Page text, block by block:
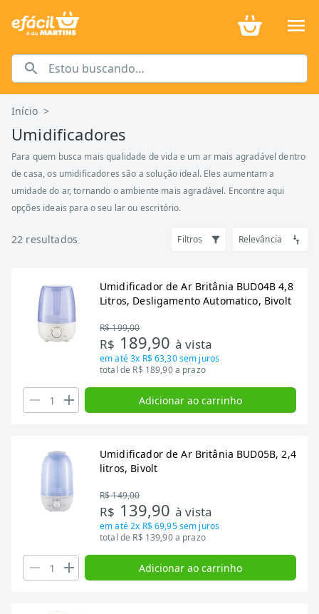
Início >
Umidificadores
Para quem busca mais qualidade de vida e um ar mais agradável dentro
de casa, os umidificadores são a solução ideal. Eles aumentam a
umidade do ar, tornando o ambiente mais agradável. Encontre aqui
opções ideais para o seu lar ou escritório.
22 resultados Filtros Relevância
Umidificador de Ar Britânia BUD04B 4,8
Litros, Desligamento Automatico, Bivolt
R$ 199,00
R$ 189,90 à vista
em até3x R$ 63,30sem juros
total de R$ 189,90 a prazo
Adicionar ao carrinho
Umidificador de Ar Britânia BUD05B, 2,4
litros, Bivolt
R$ 149,00
R$ 139,90 à vista
em até2x R$ 69,95sem juros
total de R$ 139,90 a prazo
Adicionar ao carrinho